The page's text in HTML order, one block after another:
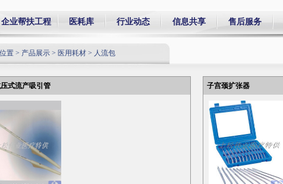
企业帮扶工程 医耗库 行业动态 信息共享 售后服务
置 > 产品展示> 医用耗材> 人流包
式流产吸引管 子宫颈扩张器